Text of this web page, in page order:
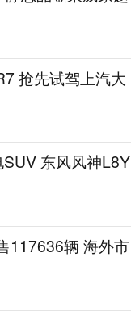
抢先试驾上汽大
东风风神L8Y
117636辆 海外市